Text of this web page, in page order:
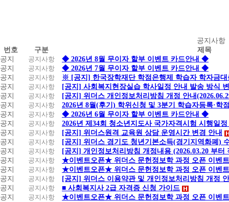
지
사
항
공지사항
번호
구분
제목
공지
공지사항
◆ 2026년 8월 무이자 할부 이벤트 카드안내 ◆
공지
공지사항
◆ 2026년 7월 무이자 할부 이벤트 카드안내 ◆
공지
공지사항
※ [공지] 한국장학재단 학점은행제 학습자 학자금
공지
공지사항
[공지] 사회복지현장실습 학사일정 안내 발송 방식
공지
공지사항
[공지] 위더스 개인정보처리방침 개정 안내
공지
공지사항
2026년 8월(후기) 학위신청 및 3분기 학습자등록·학
공지
공지사항
◆ 2026년 6월 무이자 할부 이벤트 카드안내 ◆
공지
공지사항
2026년 제34회 청소년지도사 국가자격시험 시행일
공지
공지사항
[공지] 위더스원격 교육원 상담 운영시간 변경 안내
공지
공지사항
[공지] 위더스 경기도 청년기본소득(경기지역화폐)
공지
공지사항
[공지] 개인정보처리방침 개정내용 (2026.03.20 부터
공지
공지사항
★이벤트오픈★ 위더스 문헌정보학 과정 오픈 이벤
공지
공지사항
★이벤트오픈★ 위더스 문헌정보학 과정 오픈 이벤
공지
공지사항
[공지] 위더스 이용약관 및 개인정보처리방침 개정
공지
공지사항
■ 사회복지사 2급 자격증 신청 가이드
공지
공지사항
★이벤트오픈★ 위더스 문헌정보학 과정 오픈 이벤